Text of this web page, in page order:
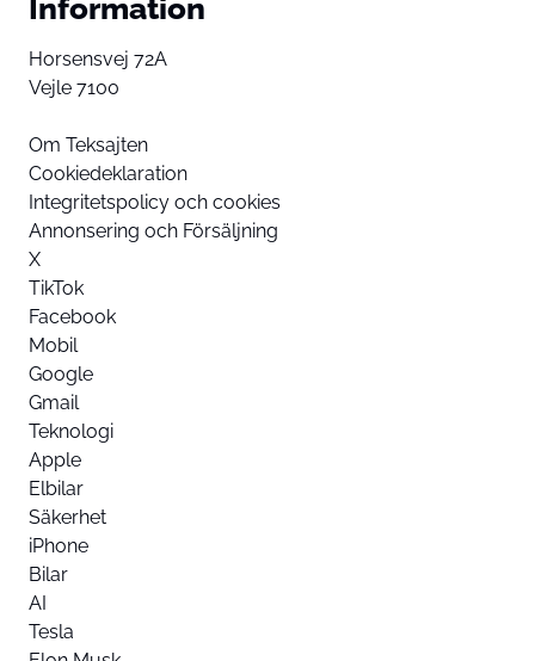
Information
Horsensvej 72A
Vejle 7100
Om Teksajten
Cookiedeklaration
Integritetspolicy och cookies
Annonsering och Försäljning
X
TikTok
Facebook
Mobil
Google
Gmail
Teknologi
Apple
Elbilar
Säkerhet
iPhone
Bilar
AI
Tesla